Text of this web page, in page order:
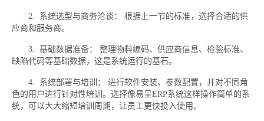
2. 系统选型与商务洽谈： 根据上一节的标准，选择合适的供
应商和服务商。
3. 基础数据准备： 整理物料编码、供应商信息、检验标准、
缺陷代码等基础数据，这是系统运行的基石。
4. 系统部署与培训： 进行软件安装、参数配置，并对不同角
色的用户进行针对性培训。选择像易呈ERP系统这样操作简单的系
统，可以大大缩短培训周期，让员工更快投入使用。